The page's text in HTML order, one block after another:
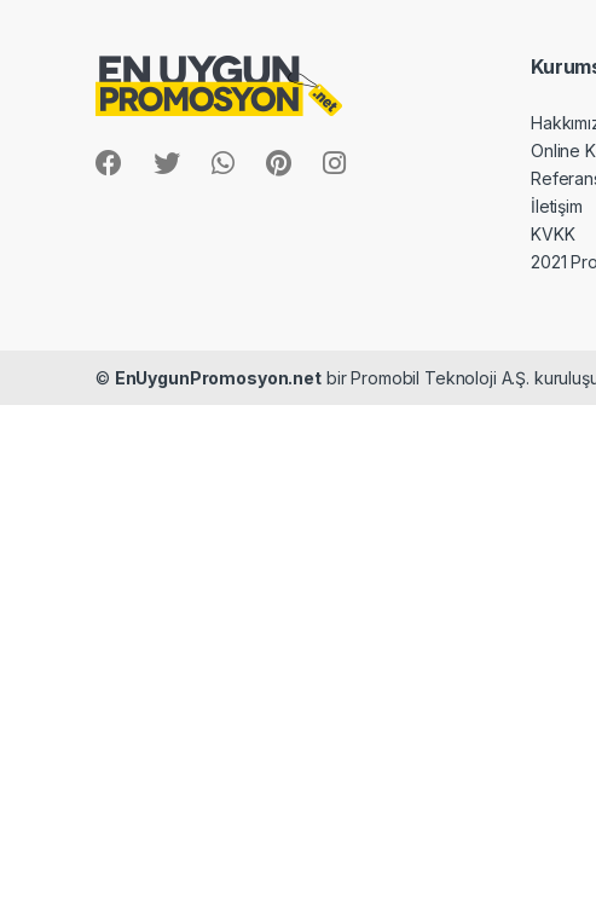
Online
İletişim
KVKK
2021
© EnUygunPromosyon.netbir Promobil Teknoloji A.Ş.